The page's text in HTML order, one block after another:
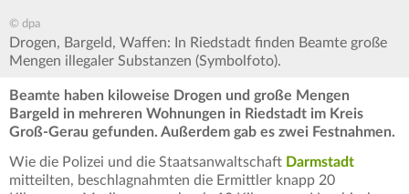
© dpa
Drogen, Bargeld, Waffen: In Riedstadt finden Beamte große
Mengen illegaler Substanzen (Symbolfoto).
Beamte haben kiloweise Drogen und große Mengen
Bargeld in mehreren Wohnungen in Riedstadt im Kreis
Groß-Gerau gefunden. Außerdem gab es zwei Festnahmen.
Wie die Polizei und die Staatsanwaltschaft Darmstadt
mitteilten, beschlagnahmten die Ermittler knapp 20